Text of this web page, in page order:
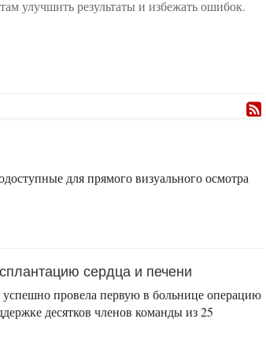
улучшить результаты и избежать ошибок.
для прямого визуального осмотра
сердца и печени
провела первую в больнице операцию
десятков членов команды из 25